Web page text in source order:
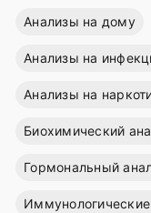
Анализы на дому
Анализы на
Анализы на
Биохимический
Гормональный